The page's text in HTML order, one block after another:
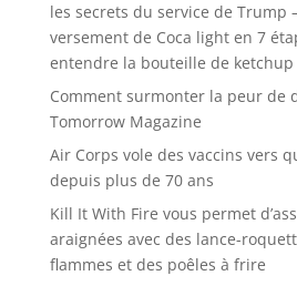
les secrets du service de Trump
versement de Coca light en 7
entendre la bouteille de ketchup
Comment surmonter la peur de
Tomorrow Magazine
Air Corps vole des vaccins vers
depuis plus de 70 ans
Kill It With Fire vous permet
araignées avec des lance-
flammes et des poêles à frire